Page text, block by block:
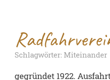
Schlagwörter: Miteinander
gegründet 1922.